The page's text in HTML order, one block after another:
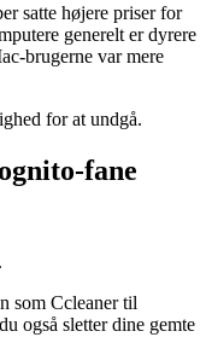
satte højere priser for
generelt er dyrere
brugerne var mere
for at undgå.
fane
som Ccleaner til
også sletter dine gemte